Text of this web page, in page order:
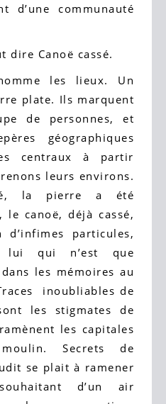
d’une communauté
dire Canoë cassé.
les lieux. Un
plate. Ils marquent
de personnes, et
géographiques
centraux à partir
leurs environs.
la pierre a été
le canoë, déjà cassé,
d’infimes particules,
lui qui n’est que
les mémoires au
inoubliables de
les stigmates de
les capitales
Secrets de
se plait à ramener
d’un air